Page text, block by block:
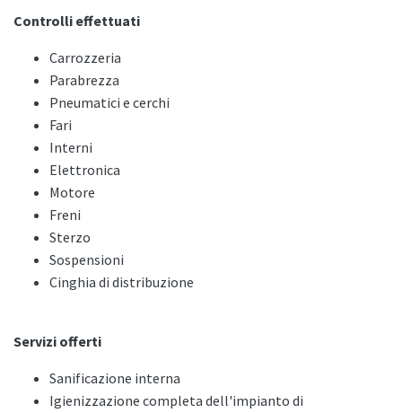
Controlli effettuati
Carrozzeria
Parabrezza
Pneumatici e cerchi
Fari
Interni
Elettronica
Motore
Freni
Sterzo
Sospensioni
Cinghia di distribuzione
Servizi offerti
Sanificazione interna
Igienizzazione completa dell'impianto di